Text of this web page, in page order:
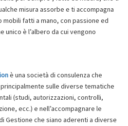
misura assorbe e ti accompagna
mobili fatti a mano, con passione ed
unico è l’albero da cui vengono
è una società di consulenza che
sulle diverse tematiche
(studi, autorizzazioni, controlli,
ecc.) e nell’accompagnare le
Gestione che siano aderenti a diverse